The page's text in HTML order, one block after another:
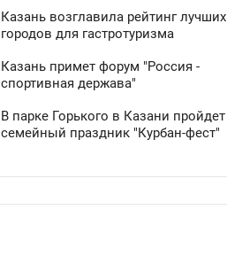
Казань возглавила рейтинг лучших
городов для гастротуризма
Казань примет форум "Россия -
спортивная держава"
В парке Горького в Казани пройдет
семейный праздник "Курбан-фест"